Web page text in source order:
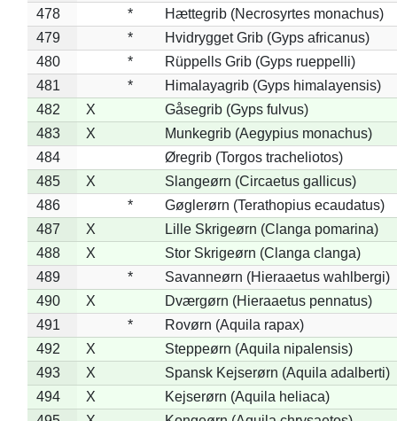
478
*
Hættegrib (Necrosyrtes monachus)
479
*
Hvidrygget Grib (Gyps africanus)
480
*
Rüppells Grib (Gyps rueppelli)
481
*
Himalayagrib (Gyps himalayensis)
482
X
Gåsegrib (Gyps fulvus)
483
X
Munkegrib (Aegypius monachus)
484
Øregrib (Torgos tracheliotos)
485
X
Slangeørn (Circaetus gallicus)
486
*
Gøglerørn (Terathopius ecaudatus)
487
X
Lille Skrigeørn (Clanga pomarina)
488
X
Stor Skrigeørn (Clanga clanga)
489
*
Savanneørn (Hieraaetus wahlbergi)
490
X
Dværgørn (Hieraaetus pennatus)
491
*
Rovørn (Aquila rapax)
492
X
Steppeørn (Aquila nipalensis)
493
X
Spansk Kejserørn (Aquila adalberti)
494
X
Kejserørn (Aquila heliaca)